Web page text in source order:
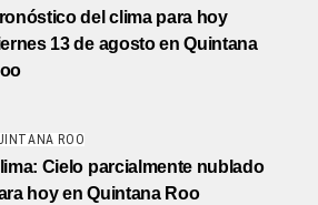
del clima para hoy
13 de agosto en Quintana
ROO
Cielo parcialmente nublado
hoy en Quintana Roo